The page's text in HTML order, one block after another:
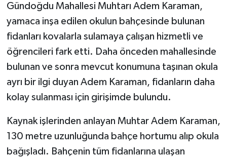
Gündoğdu Mahallesi Muhtarı Adem Karaman,
yamaca inşa edilen okulun bahçesinde bulunan
fidanları kovalarla sulamaya çalışan hizmetli ve
öğrencileri fark etti. Daha önceden mahallesinde
bulunan ve sonra mevcut konumuna taşınan okula
ayrı bir ilgi duyan Adem Karaman, fidanların daha
kolay sulanması için girişimde bulundu.
Kaynak işlerinden anlayan Muhtar Adem Karaman,
130 metre uzunluğunda bahçe hortumu alıp okula
bağışladı. Bahçenin tüm fidanlarına ulaşan